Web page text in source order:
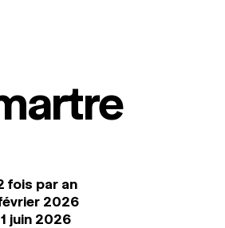
fois par an
2026
juin 2026